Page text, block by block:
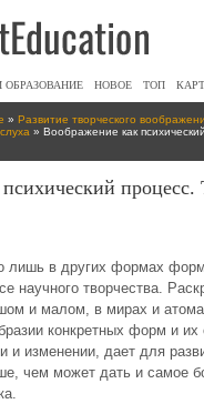
ОБРАЗОВАНИЕ НОВОЕ ТОП
» Развитие творческого
» Воображение как
процесс.
лишь в других формах
научного творчества.
и малом, в мирах и
конкретных форм и их
и изменении, дает для
чем может дать и самое